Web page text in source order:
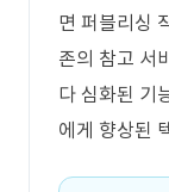
면 퍼블리싱
존의 참고
다 심화된 기
에게 향상된